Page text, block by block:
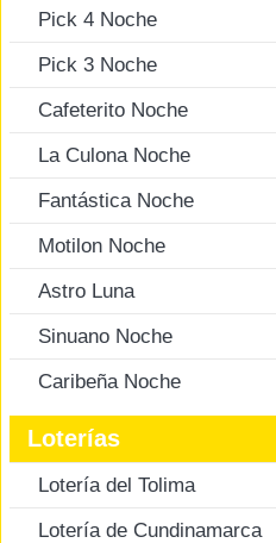
Pick 4 Noche
Pick 3 Noche
Cafeterito Noche
La Culona Noche
Fantástica Noche
Motilon Noche
Astro Luna
Sinuano Noche
Caribeña Noche
Loterías
Lotería del Tolima
Lotería de Cundinamarca